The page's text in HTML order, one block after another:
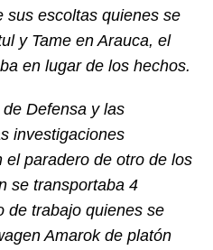
sus escoltas quienes se
y Tame en Arauca, el
en lugar de los hechos.
Defensa y las
investigaciones
paradero de otro de los
se transportaba 4
de trabajo quienes se
Amarok de platón